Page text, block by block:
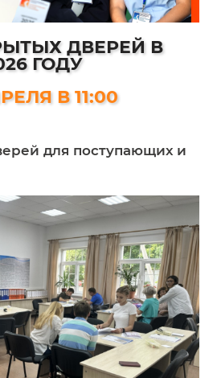
В 11:00
дверей для